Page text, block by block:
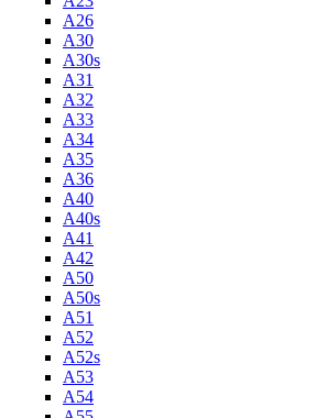
A26
A30
A30s
A31
A32
A33
A34
A35
A36
A40
A40s
A41
A42
A50
A50s
A51
A52
A52s
A53
A54